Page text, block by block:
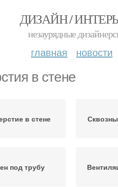
ДИЗАЙН /
незаурядные
главная новости
в стене
в стене
под трубу